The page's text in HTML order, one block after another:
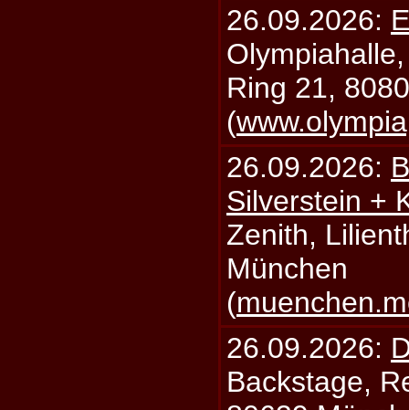
26.09.2026:
Ring 21,
(
26.09.2026:
Silverstein +
Zenith,
München
(
26.09.2026:
Backstage,